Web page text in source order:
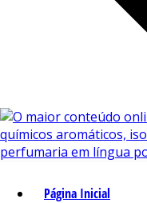
Página Inicial